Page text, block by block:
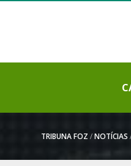
TRIBUNA FOZ /NOTÍCIAS